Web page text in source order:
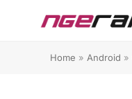
Home » Android »